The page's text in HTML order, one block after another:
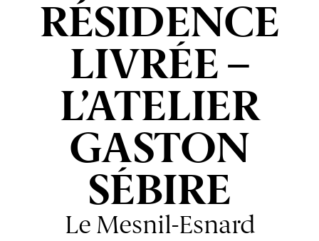
RÉSIDENCE
LIVRÉE –
L’ATELIER
GASTON
SÉBIRE
Le Mesnil-Esnard